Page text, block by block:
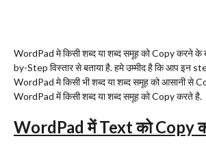
WordPad मे किसी शब्द या शब्द समूह को Copy करने के
by-Step विस्तार से बताया है. हमे उम्मीद है कि आप इन
WordPad मे किसी भी शब्द या शब्द समूह को आसानी से
WordPad में किसी शब्द या शब्द समूह को Copy करते है.
WordPad में Text को Copy